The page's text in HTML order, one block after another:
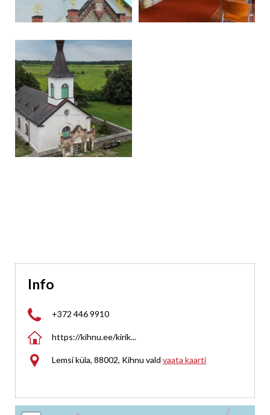
Info
 +372 446 9910
 https://kihnu.ee/kirik...
 Lemsi küla, 88002, Kihnu vald vaata kaarti